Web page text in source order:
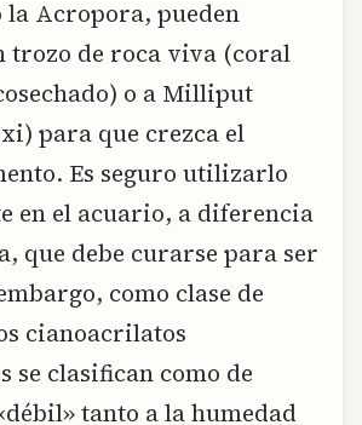
la Acropora, pueden
trozo de roca viva (coral
o a Milliput
para que crezca el
Es seguro utilizarlo
en el acuario, a diferencia
que debe curarse para ser
como clase de
cianoacrilatos
se clasifican como de
tanto a la humedad